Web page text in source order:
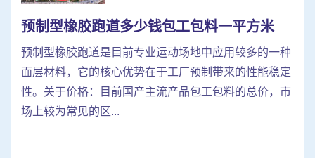
预制型橡胶跑道多少钱包工包料一平方米
预制型橡胶跑道是目前专业运动场地中应用较多的一种
面层材料，它的核心优势在于工厂预制带来的性能稳定
性。关于价格：目前国产主流产品包工包料的总价，市
场上较为常见的区...